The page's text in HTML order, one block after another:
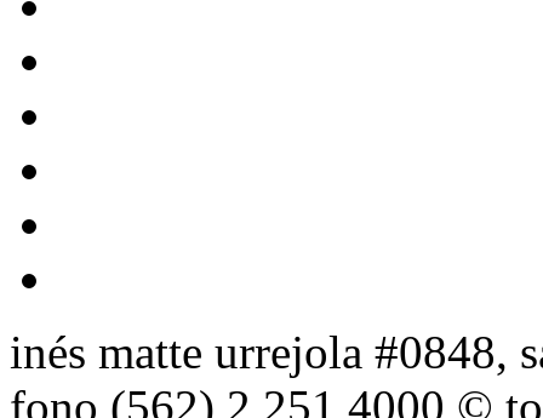
inés matte urrejola #0848,
fono (562) 2 251 4000 ©